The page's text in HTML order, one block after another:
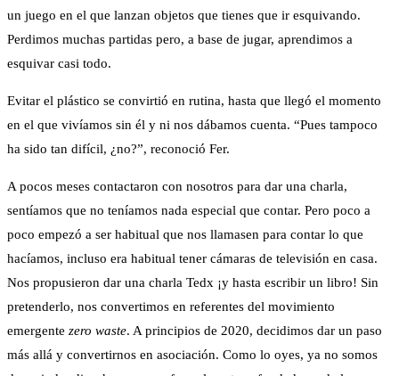
un juego en el que lanzan objetos que tienes que ir esquivando.
Perdimos muchas partidas pero, a base de jugar, aprendimos a
esquivar casi todo.
Evitar el plástico se convirtió en rutina, hasta que llegó el momento
en el que vivíamos sin él y ni nos dábamos cuenta. “Pues tampoco
ha sido tan difícil, ¿no?”, reconoció Fer.
A pocos meses contactaron con nosotros para dar una charla,
sentíamos que no teníamos nada especial que contar. Pero poco a
poco empezó a ser habitual que nos llamasen para contar lo que
hacíamos, incluso era habitual tener cámaras de televisión en casa.
Nos propusieron dar una charla Tedx ¡y hasta escribir un libro! Sin
pretenderlo, nos convertimos en referentes del movimiento
emergente zero waste. A principios de 2020, decidimos dar un paso
más allá y convertirnos en asociación. Como lo oyes, ya no somos